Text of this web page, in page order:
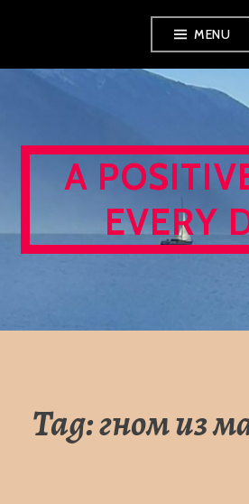
content
MENU
A
EVERY
Tag:гном из